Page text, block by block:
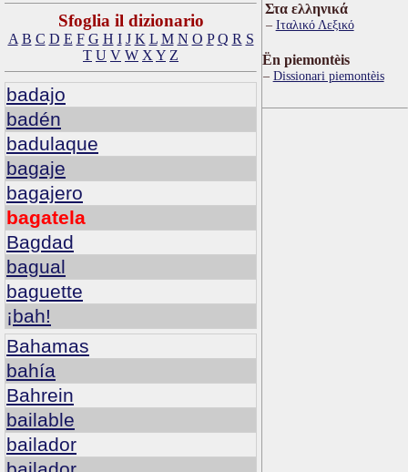
Sfoglia il dizionario
A B C D E F G H I J K L M N O P Q R S
T U V W X Y Z
badajo
badén
badulaque
bagaje
bagajero
bagatela
Bagdad
bagual
baguette
¡bah!
Bahamas
bahía
Bahrein
bailable
bailador
Στα ελληνικά
Ιταλικό Λεξικό
Ën piemontèis
Dissionari piemontèis